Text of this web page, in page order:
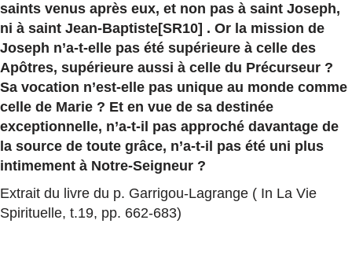
saints venus après eux, et non pas à saint Joseph,
ni à saint Jean-Baptiste[SR10] . Or la mission de
Joseph n’a-t-elle pas été supérieure à celle des
Apôtres, supérieure aussi à celle du Précurseur ?
Sa vocation n’est-elle pas unique au monde comme
celle de Marie ? Et en vue de sa destinée
exceptionnelle, n’a-t-il pas approché davantage de
la source de toute grâce, n’a-t-il pas été uni plus
intimement à Notre-Seigneur ?
Extrait du livre du p. Garrigou-Lagrange ( In La Vie
Spirituelle, t.19, pp. 662-683)